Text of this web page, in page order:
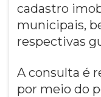
cadastro
municipais,
respectivas
A consulta é
por meio do